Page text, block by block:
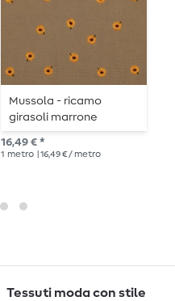
Mussola - ricamo
girasoli marrone
16,49 € *
1 metro | 16,49 € / metro
Tessuti moda con stile